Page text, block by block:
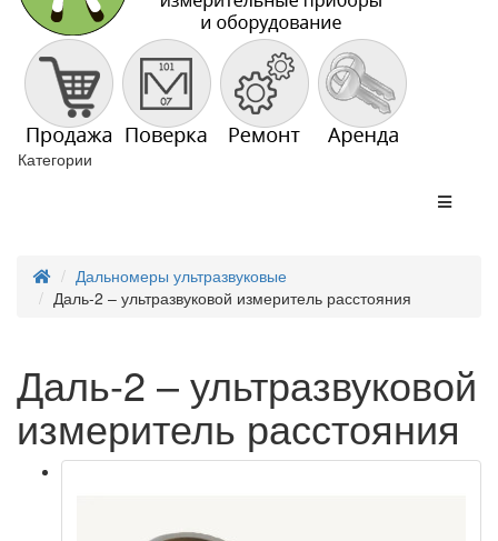
Категории
Дальномеры ультразвуковые
Даль-2 – ультразвуковой измеритель расстояния
Даль-2 – ультразвуковой
измеритель расстояния